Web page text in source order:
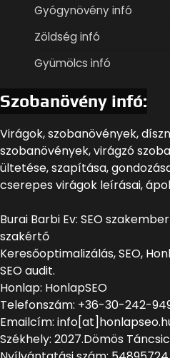
Gyógynövény infó
Zöldség infó
Gyümölcs infó
Szobanövény infó:
Virágok, szobanövények,
szobanövények, virágzó
ültetése, szapítása,
cserepes virágok leírásai,
Burai Barbi Ev: SEO
szakértő
Keresőoptimalizálás, SEO,
SEO audit.
Honlap: HonlapSEO
Telefonszám: +36-30-242-
Emailcím:
Székhely: 2027.Dömös